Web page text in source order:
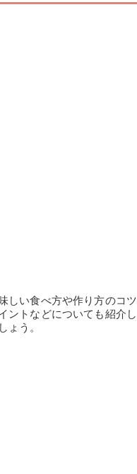
しい食べ方や作り方のコツ
ントなどについても紹介し
ょう。